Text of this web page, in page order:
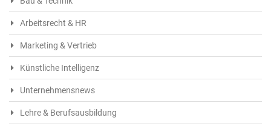
Arbeitsrecht & HR
Marketing & Vertrieb
Künstliche Intelligenz
Unternehmensnews
Lehre & Berufsausbildung